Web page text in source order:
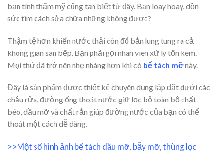
bạn tính thẩm mỹ cũng tan biết từ đây. Bạn loay hoay, dồn
sức tìm cách sửa chữa những không được?
Thậm tệ hơn khiến nước thải còn đổ bắn lung tung ra cả
không gian sàn bếp. Bạn phải gọi nhân viên xử lý tốn kém.
Mọi thứ đã trở nên nhẹ nhàng hơn khi có bể tách mỡnày.
Đây là sản phẩm được thiết kế chuyên dụng lắp đặt dưới các
chậu rửa, đường ống thoát nước giữ lọc bỏ toàn bộ chất
béo, dầu mỡ và chất rắn giúp đường nước của bạn có thể
thoát một cách dễ dàng.
>>Một số hình ảnh bể tách dầu mỡ, bẫy mỡ, thùng lọc